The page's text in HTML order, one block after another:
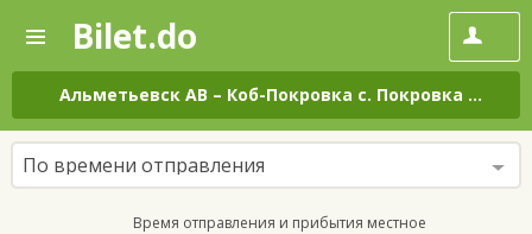
—
Поиск
и
покупка
билетов
на
автобус
онлайн
Bilet.do
Альметьевск АВ – Коб-Покровка с. Покровка пов.
По времени отправления
Время отправления и прибытия местное